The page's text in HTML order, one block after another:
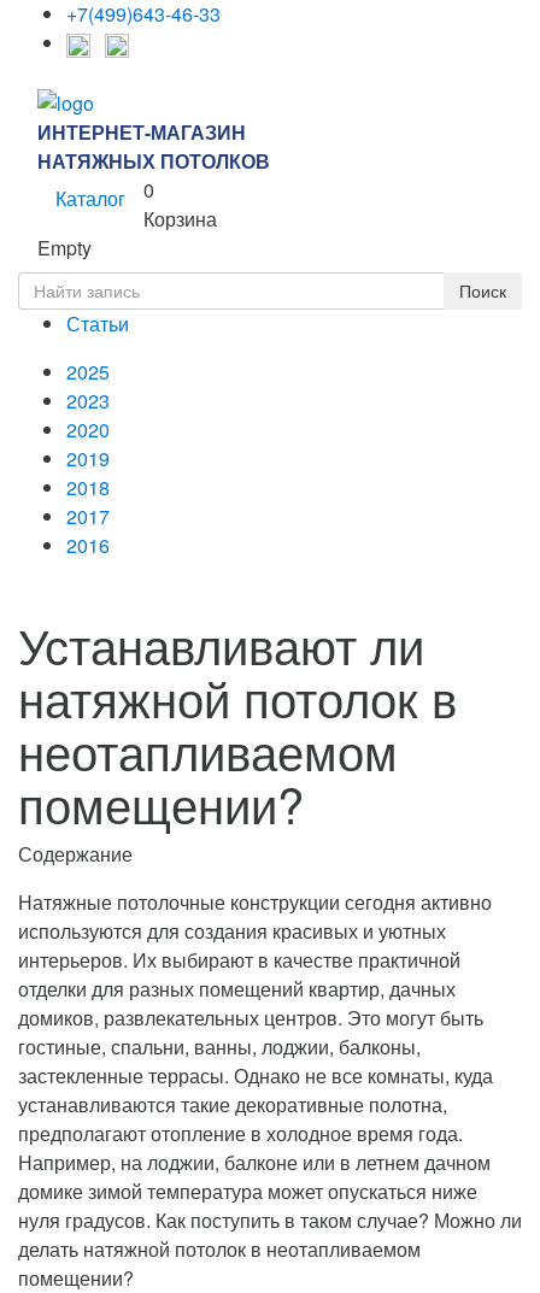
+7(499)643-46-33
ИНТЕРНЕТ-МАГАЗИН
НАТЯЖНЫХ ПОТОЛКОВ
Каталог
0
Корзина
Empty
Статьи
2025
2023
2020
2019
2018
2017
2016
Устанавливают ли
натяжной потолок в
неотапливаемом
помещении?
Содержание
Натяжные потолочные конструкции сегодня активно
используются для создания красивых и уютных
интерьеров. Их выбирают в качестве практичной
отделки для разных помещений квартир, дачных
домиков, развлекательных центров. Это могут быть
гостиные, спальни, ванны, лоджии, балконы,
застекленные террасы. Однако не все комнаты, куда
устанавливаются такие декоративные полотна,
предполагают отопление в холодное время года.
Например, на лоджии, балконе или в летнем дачном
домике зимой температура может опускаться ниже
нуля градусов. Как поступить в таком случае? Можно ли
делать натяжной потолок в неотапливаемом
помещении?